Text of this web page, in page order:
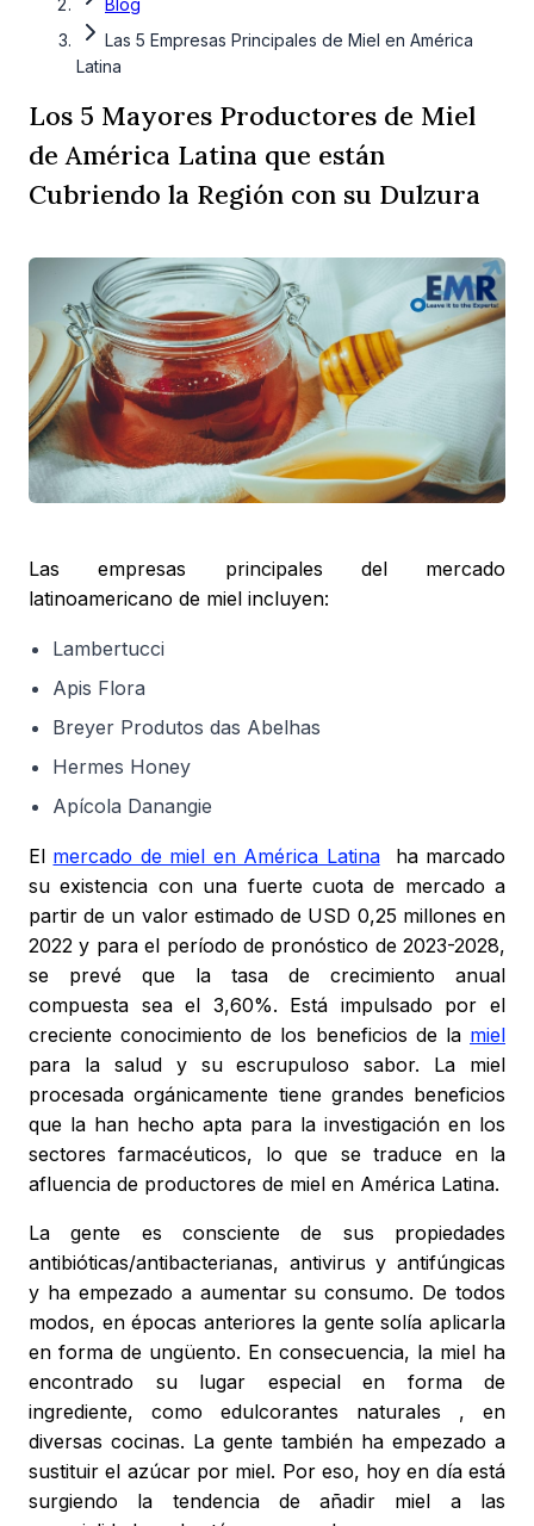
Las 5 Empresas Principales de Miel en América
Latina
Los 5 Mayores Productores de Miel
de América Latina que están
Cubriendo la Región con su Dulzura
Las empresas principales del mercado
latinoamericano de miel incluyen:
Lambertucci
Apis Flora
Breyer Produtos das Abelhas
Hermes Honey
Apícola Danangie
El mercado de miel en América Latinaha marcado
su existencia con una fuerte cuota de mercado a
partir de un valor estimado de USD 0,25 millones en
2022 y para el período de pronóstico de 2023-2028,
se prevé que la tasa de crecimiento anual
compuesta sea el 3,60%. Está impulsado por el
creciente conocimiento de los beneficios de la miel
para la salud y su escrupuloso sabor. La miel
procesada orgánicamente tiene grandes beneficios
que la han hecho apta para la investigación en los
sectores farmacéuticos, lo que se traduce en la
afluencia de productores de miel en América Latina.
La gente es consciente de sus propiedades
antibióticas/antibacterianas, antivirus y antifúngicas
y ha empezado a aumentar su consumo. De todos
modos, en épocas anteriores la gente solía aplicarla
en forma de ungüento. En consecuencia, la miel ha
encontrado su lugar especial en forma de
ingrediente, como edulcorantes naturales , en
diversas cocinas. La gente también ha empezado a
sustituir el azúcar por miel. Por eso, hoy en día está
surgiendo la tendencia de añadir miel a las